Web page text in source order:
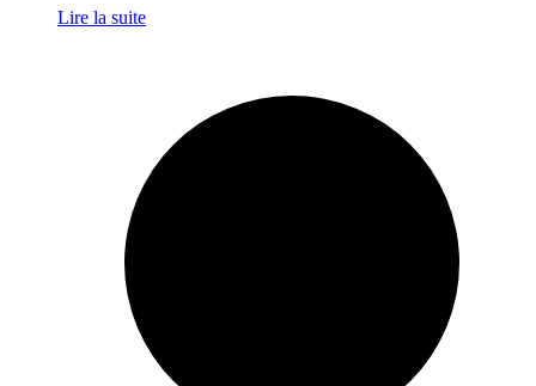
Lire la suite